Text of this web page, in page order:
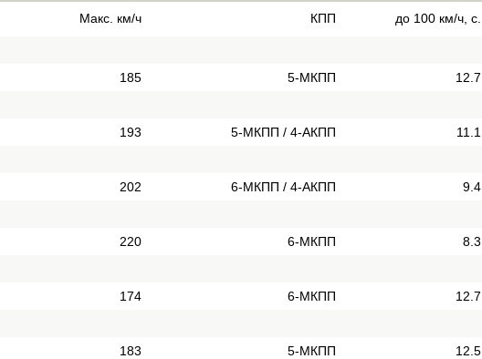
Макс. км/ч КПП до 100 км/ч, с.
185 5-МКПП 12.7
193 5-МКПП / 4-АКПП 11.1
202 6-МКПП / 4-АКПП 9.4
220 6-МКПП 8.3
174 6-МКПП 12.7
183 5-МКПП 12.5